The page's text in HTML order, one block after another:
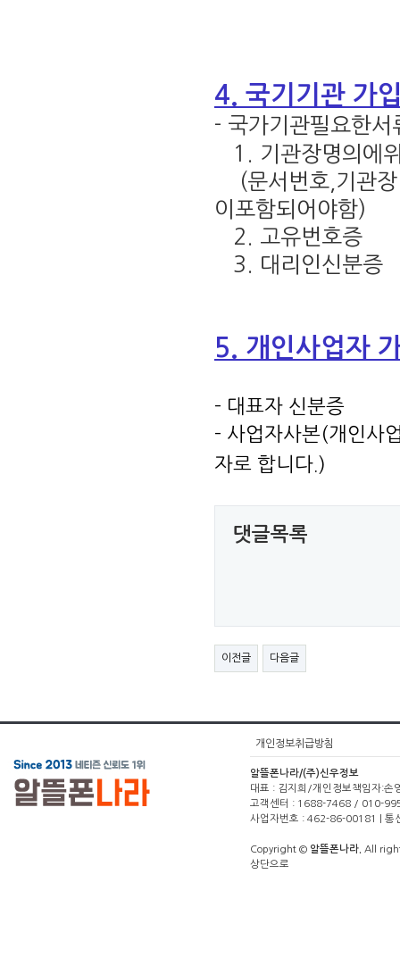
4. 국기기관 가
- 국가기관필요한서
1. 기관장명의에
(문서번호,기관장
이포함되어야함)
2. 고유번호증
3. 대리인신분증
5. 개인사업자
- 대표자 신분증
- 사업자사본(개인사
자로 합니다.)
댓글목록
이전글 다음글
개인정보취급방침
알뜰폰나라/(주)신우정보
대표 : 김지희/개인정보책임자:
고객센터 : 1688-7468 / 010-
사업자번호 : 462-86-00181 | 통
Copyright © 알뜰폰나라. All
상단으로